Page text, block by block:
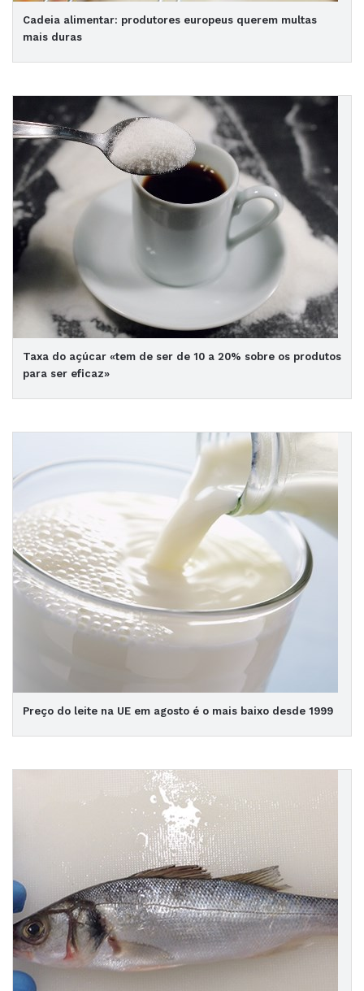
Cadeia alimentar: produtores europeus querem multas
mais duras
Taxa do açúcar «tem de ser de 10 a 20% sobre os produtos
para ser eficaz»
Preço do leite na UE em agosto é o mais baixo desde 1999